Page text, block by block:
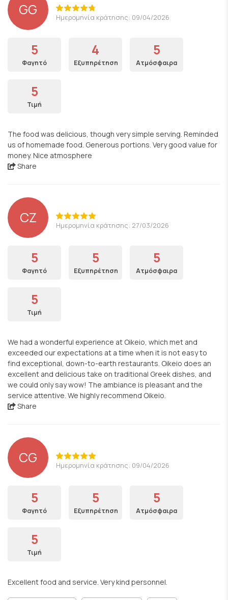
GG Ημερομηνία κράτησης: 09/04/2026
5
Φαγητό
4
Εξυπηρέτηση
5
Ατμόσφαιρα
5
Τιμή
The food was delicious, though very simple serving. Reminded
us of homemade food. Generous portions. Very good value for
money. Nice atmosphere
Share
CZ Ημερομηνία κράτησης: 27/03/2026
5
Φαγητό
5
Εξυπηρέτηση
5
Ατμόσφαιρα
5
Τιμή
We had a wonderful experience at Oikeio, which met and
exceeded our expectations at a time when it is not easy to
find exceptional, down-to-earth restaurants. Oikeio does an
excellent and delicious take on traditional Greek dishes, and
we could only say wow! The ambiance is pleasant and the
service attentive. We highly recommend Oikeio.
Share
CG Ημερομηνία κράτησης: 09/04/2026
5
Φαγητό
5
Εξυπηρέτηση
5
Ατμόσφαιρα
5
Τιμή
Excellent food and service. Very kind personnel.